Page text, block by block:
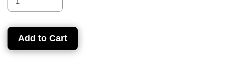
Add to Cart